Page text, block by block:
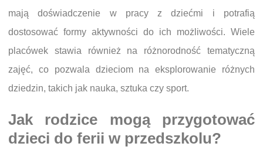
mają doświadczenie w pracy z dziećmi i potrafią
dostosować formy aktywności do ich możliwości. Wiele
placówek stawia również na różnorodność tematyczną
zajęć, co pozwala dzieciom na eksplorowanie różnych
dziedzin, takich jak nauka, sztuka czy sport.
Jak rodzice mogą przygotować
dzieci do ferii w przedszkolu?